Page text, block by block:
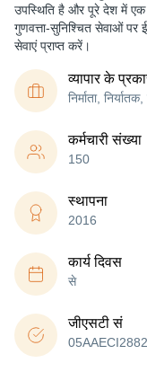
उपस्थिति है और पूरे देश में एक
गुणवत्ता-सुनिश्चित सेवाओं पर
सेवाएं प्राप्त करें।
व्यापार के
निर्माता,
कर्मचारी संख्या
150
स्थापना
2016
कार्य दिवस
से
जीएसटी सं